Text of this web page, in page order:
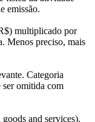
emissão.
multiplicado por
Menos preciso, mais
Categoria
omitida com
and services).